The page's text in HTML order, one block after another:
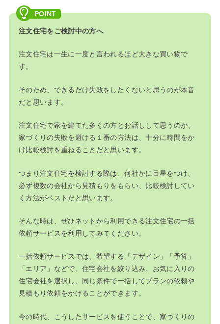
注文住宅をご検討中の方へ
注文住宅は一生に一度と言われるほど大きな買い物で
す。
そのため、できるだけ失敗をしたくないと思うのが本音
だと思います。
注文住宅で家を建てた多くの方とお話しして思うのが、
家づくりの失敗を避ける１番の方法は、十分に時間をか
け比較検討を重ねることだと思います。
つまり注文住宅を検討する際は、何社かに目星をつけ、
必ず複数の会社から見積もりをもらい、比較検討してい
く方法がベストだと思います。
そんな時は、ぜひネットから利用できる注文住宅の一括
依頼サービスを利用してみてください。
一括依頼サービスでは、希望する「デザイン」「予算」
「エリア」などで、住宅会社を絞り込み、お気に入りの
住宅会社を選択し、同じ条件で一括してプランの依頼や
見積もり依頼をかけることができます。
今の時代、こうしたサービスを使うことで、家づくりの